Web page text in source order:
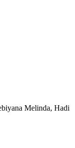
Melinda, Hadi